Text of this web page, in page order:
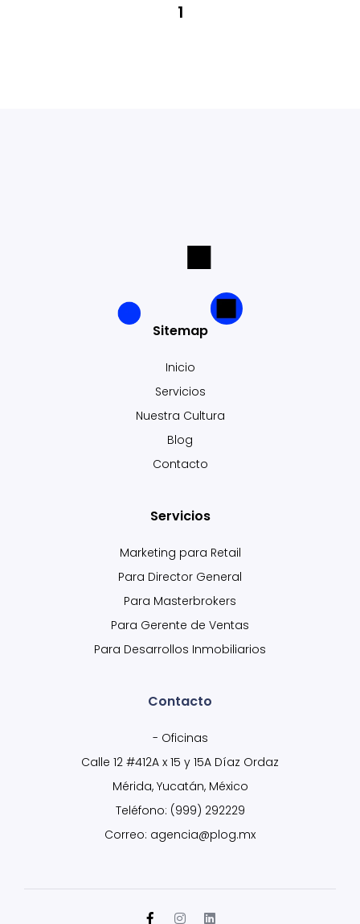
1
Sitemap
Inicio
Servicios
Nuestra Cultura
Blog
Contacto
Servicios
Marketing para Retail
Para Director General
Para Masterbrokers
Para Gerente de Ventas
Para Desarrollos Inmobiliarios
Contacto
- Oficinas
Calle 12 #412A x 15 y 15A Díaz Ordaz
Mérida, Yucatán, México
Teléfono: (999) 292229
Correo: agencia@plog.mx